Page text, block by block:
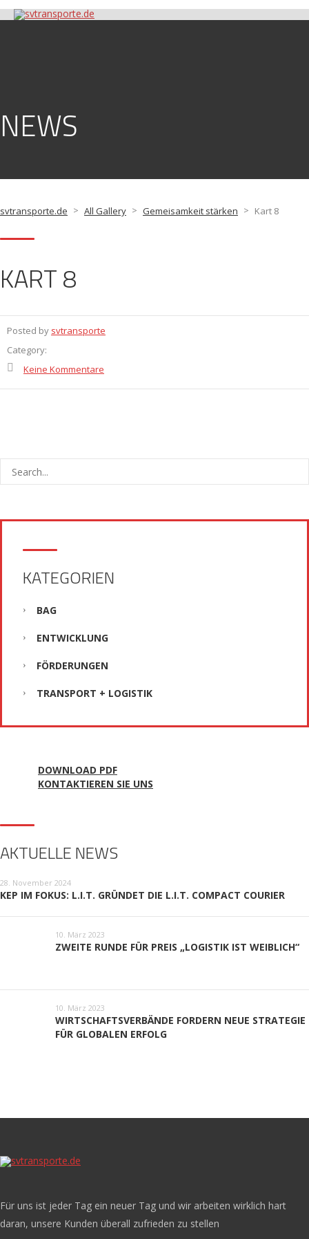
NEWS
svtransporte.de > All Gallery > Gemeisamkeit stärken > Kart 8
KART 8
Posted by svtransporte
Category:
Keine Kommentare
KATEGORIEN
BAG
ENTWICKLUNG
FÖRDERUNGEN
TRANSPORT + LOGISTIK
DOWNLOAD PDF
KONTAKTIEREN SIE UNS
AKTUELLE NEWS
28. November 2024
KEP IM FOKUS: L.I.T. GRÜNDET DIE L.I.T. COMPACT COURIER
10. März 2023
ZWEITE RUNDE FÜR PREIS „LOGISTIK IST WEIBLICH“
10. März 2023
WIRTSCHAFTSVERBÄNDE FORDERN NEUE STRATEGIE
FÜR GLOBALEN ERFOLG
Für uns ist jeder Tag ein neuer Tag und wir arbeiten wirklich hart
daran, unsere Kunden überall zufrieden zu stellen